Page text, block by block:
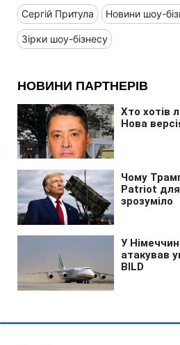
Сергій Притула Новини шоу-
Зірки шоу-бізнесу